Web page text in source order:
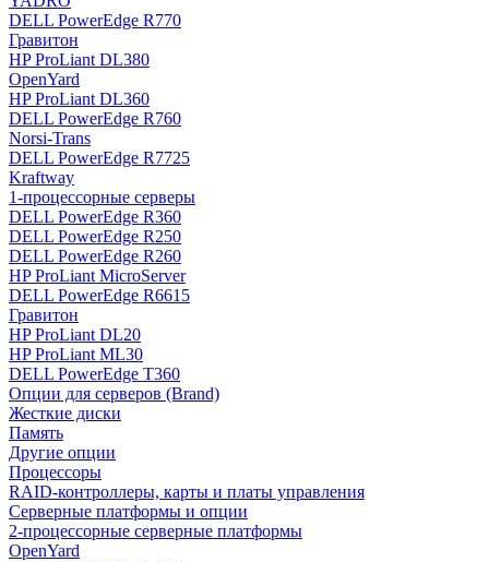
DELL PowerEdge R770
Гравитон
HP ProLiant DL380
OpenYard
HP ProLiant DL360
DELL PowerEdge R760
Norsi-Trans
DELL PowerEdge R7725
Kraftway
1-процессорные серверы
DELL PowerEdge R360
DELL PowerEdge R250
DELL PowerEdge R260
HP ProLiant MicroServer
DELL PowerEdge R6615
Гравитон
HP ProLiant DL20
HP ProLiant ML30
DELL PowerEdge T360
Опции для серверов (Brand)
Жесткие диски
Память
Другие опции
Процессоры
RAID-контроллеры, карты и платы управления
Серверные платформы и опции
2-процессорные серверные платформы
OpenYard